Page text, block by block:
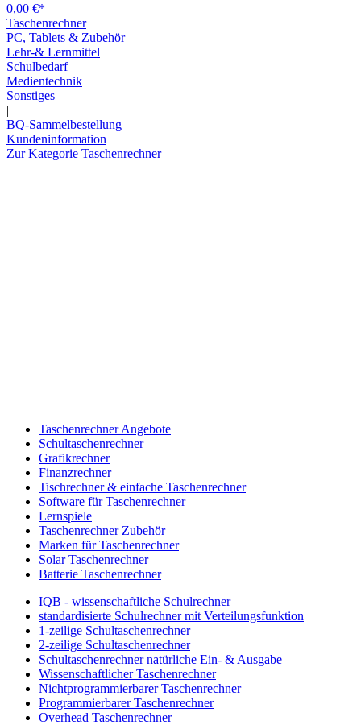
0,00 €*
Taschenrechner
PC, Tablets & Zubehör
Lehr-& Lernmittel
Schulbedarf
Medientechnik
Sonstiges
|
BQ-Sammelbestellung
Kundeninformation
Zur Kategorie Taschenrechner
Taschenrechner Angebote
Schultaschenrechner
Grafikrechner
Finanzrechner
Tischrechner & einfache Taschenrechner
Software für Taschenrechner
Lernspiele
Taschenrechner Zubehör
Marken für Taschenrechner
Solar Taschenrechner
Batterie Taschenrechner
IQB - wissenschaftliche Schulrechner
standardisierte Schulrechner mit Verteilungsfunktion
1-zeilige Schultaschenrechner
2-zeilige Schultaschenrechner
Schultaschenrechner natürliche Ein- & Ausgabe
Wissenschaftlicher Taschenrechner
Nichtprogrammierbarer Taschenrechner
Programmierbarer Taschenrechner
Overhead Taschenrechner